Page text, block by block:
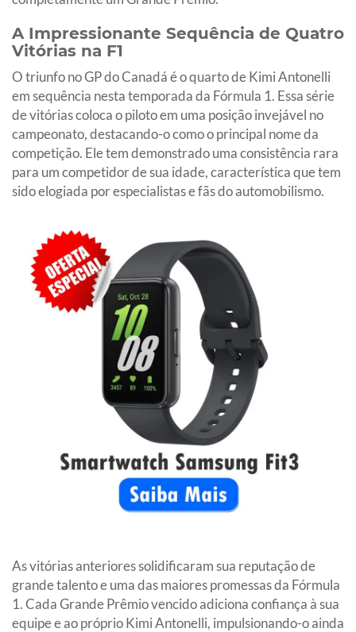
A Impressionante Sequência de Quatro
Vitórias na F1
O triunfo no GP do Canadá é o quarto de Kimi Antonelli
em sequência nesta temporada da Fórmula 1. Essa série
de vitórias coloca o piloto em uma posição invejável no
campeonato, destacando-o como o principal nome da
competição. Ele tem demonstrado uma consistência rara
para um competidor de sua idade, característica que tem
sido elogiada por especialistas e fãs do automobilismo.
As vitórias anteriores solidificaram sua reputação de
grande talento e uma das maiores promessas da Fórmula
1. Cada Grande Prêmio vencido adiciona confiança à sua
equipe e ao próprio Kimi Antonelli, impulsionando-o ainda